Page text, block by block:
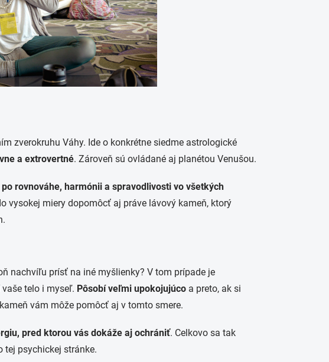
zverokruhu Váhy. Ide o konkrétne siedme astrologické
a extrovertné. Zároveň sú ovládané aj planétou Venušou.
rovnováhe, harmónii a spravodlivosti vo všetkých
vysokej miery dopomôcť aj práve lávový kameň, ktorý
nachvíľu prísť na iné myšlienky? V tom prípade je
telo i myseľ. Pôsobí veľmi upokojujúco a preto, ak si
vám môže pomôcť aj v tomto smere.
pred ktorou vás dokáže aj ochrániť. Celkovo sa tak
tej psychickej stránke.